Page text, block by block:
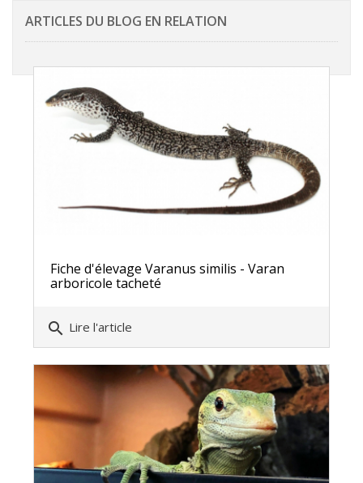
ARTICLES DU BLOG EN RELATION
Fiche d'élevage Varanus similis - Varan
arboricole tacheté
search Lire l'article